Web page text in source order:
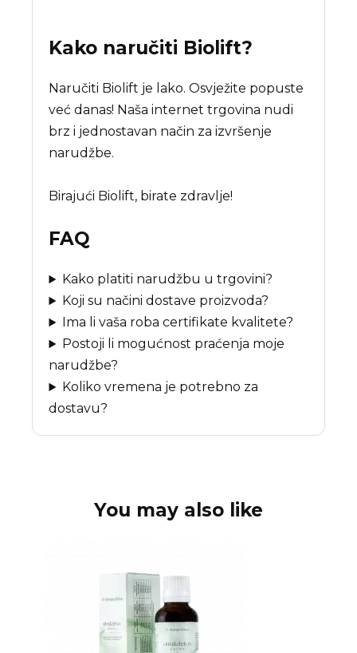
Kako naručiti Biolift?
Naručiti Biolift je lako. Osvježite popuste
već danas! Naša internet trgovina nudi
brz i jednostavan način za izvršenje
narudžbe.
Birajući Biolift, birate zdravlje!
FAQ
Kako platiti narudžbu u trgovini?
Koji su načini dostave proizvoda?
Ima li vaša roba certifikate kvalitete?
Postoji li mogućnost praćenja moje
narudžbe?
Koliko vremena je potrebno za
dostavu?
You may also like